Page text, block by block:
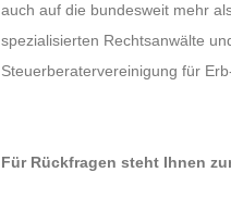
auch auf die bundesweit mehr
spezialisierten Rechtsanwälte
Steuerberatervereinigung für
Für Rückfragen steht Ihnen